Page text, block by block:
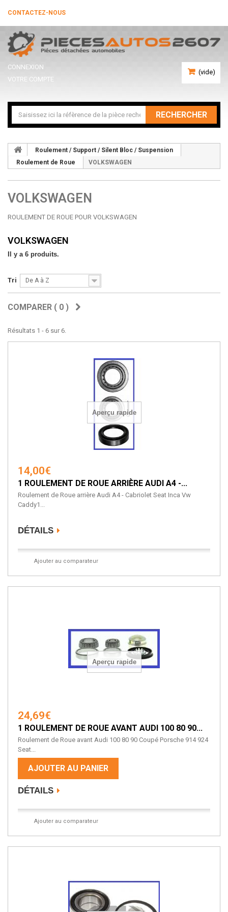
CONTACTEZ-NOUS
(vide)
CONNEXION
VOTRE COMPTE
RECHERCHER
Roulement / Support / Silent Bloc / Suspension
Roulement de Roue
VOLKSWAGEN
VOLKSWAGEN
ROULEMENT DE ROUE POUR VOLKSWAGEN
VOLKSWAGEN
Il y a 6 produits.
Tri De A à Z
COMPARER ( 0 )
Résultats 1 - 6 sur 6.
Aperçu rapide
14,00€
1 ROULEMENT DE ROUE ARRIÈRE AUDI A4 -...
Roulement de Roue arrière Audi A4 - Cabriolet Seat Inca Vw
Caddy1...
DÉTAILS
Ajouter au comparateur
Aperçu rapide
24,69€
1 ROULEMENT DE ROUE AVANT AUDI 100 80 90...
Roulement de Roue avant Audi 100 80 90 Coupé Porsche 914 924
Seat...
AJOUTER AU PANIER
DÉTAILS
Ajouter au comparateur